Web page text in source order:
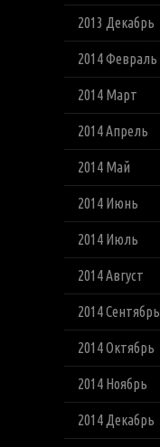
2013 Декабрь
2014 Февраль
2014 Март
2014 Апрель
2014 Май
2014 Июнь
2014 Июль
2014 Август
2014 Сентябрь
2014 Октябрь
2014 Ноябрь
2014 Декабрь